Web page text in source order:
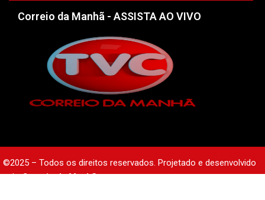
Correio da Manhã - ASSISTA AO VIVO
©2025 – Todos os direitos reservados. Projetado e desenvolvido
peloCorreio da Manhã.